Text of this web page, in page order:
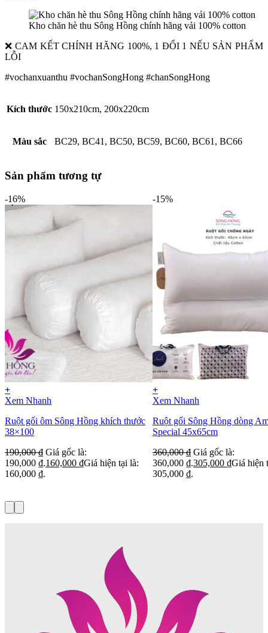
Kho chăn hè thu Sông Hồng chính hãng vải 100% cotton
❌ CAM KẾT CHÍNH HÃNG 100%, 1 ĐỔI 1 NẾU SẢN PHẨM
LỖI
#vochanxuanthu #vochanSongHong #chanSongHong
Kích thước 150x210cm, 200x220cm
Màu sắc BC29, BC41, BC50, BC59, BC60, BC61, BC66
Sản phẩm tương tự
-16%
+
Xem Nhanh
Ruột gối ôm Sông Hồng khích thước
38×100
190,000₫ Giá gốc là:
190,000 ₫.160,000 ₫Giá hiện tại là:
160,000 ₫.
-15%
+
Xem Nhanh
Ruột gối Sông Hồng dòng
Special 45x65cm
360,000₫ Giá gốc là:
360,000 ₫.305,000 ₫Giá hiện
305,000 ₫.